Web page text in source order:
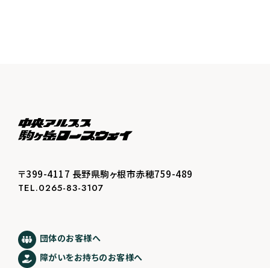
〒399-4117 長野県駒ヶ根市赤穂759-489
TEL.0265-83-3107
団体のお客様へ
障がいをお持ちのお客様へ